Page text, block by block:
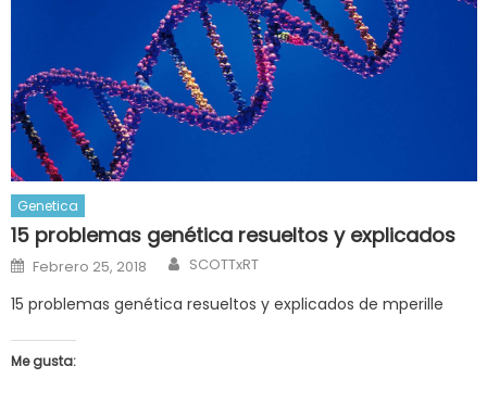
Genetica
15 problemas genética resueltos y explicados
Posted
on
Febrero 25, 2018 Author
SCOTTxRT
15 problemas genética resueltos y explicados de mperille
Me gusta: